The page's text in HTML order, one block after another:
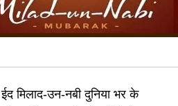
ईद मिलाद-उन-नबी दुनिया भर के